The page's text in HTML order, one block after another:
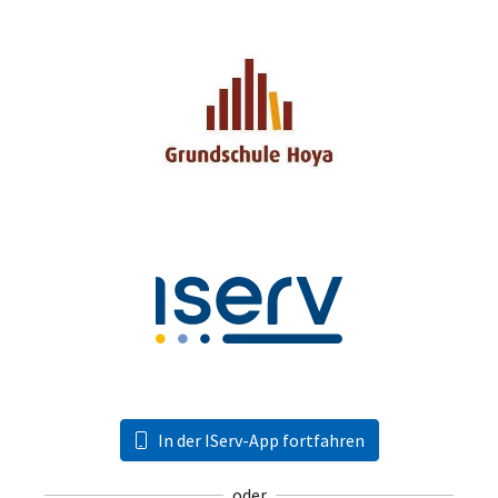
In der IServ-App fortfahren